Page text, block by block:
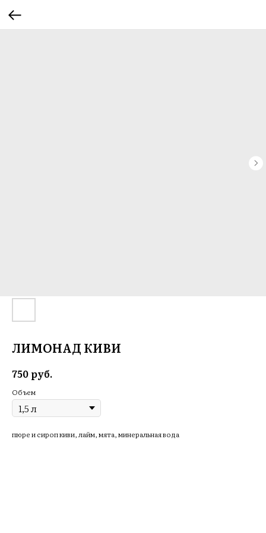
ЛИМОНАД КИВИ
750 руб.
Объем
пюре и сироп киви, лайм, мята, минеральная вода